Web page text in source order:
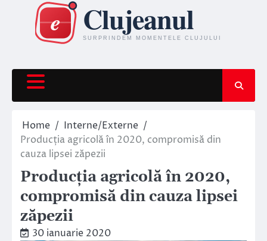
content
Home
Interne/Externe
Producția agricolă în 2020, compromisă din
cauza lipsei zăpezii
Producția agricolă în 2020,
compromisă din cauza lipsei
zăpezii
30 ianuarie 2020